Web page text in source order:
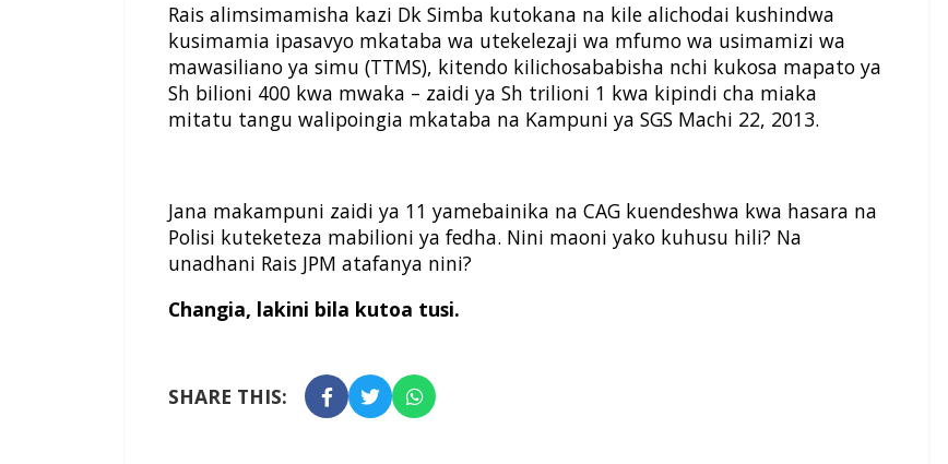
Rais alimsimamisha kazi Dk Simba kutokana na kile alichodai kushindwa
kusimamia ipasavyo mkataba wa utekelezaji wa mfumo wa usimamizi wa
mawasiliano ya simu (TTMS), kitendo kilichosababisha nchi kukosa mapato ya
Sh bilioni 400 kwa mwaka – zaidi ya Sh trilioni 1 kwa kipindi cha miaka
mitatu tangu walipoingia mkataba na Kampuni ya SGS Machi 22, 2013.
Jana makampuni zaidi ya 11 yamebainika na CAG kuendeshwa kwa hasara na
Polisi kuteketeza mabilioni ya fedha. Nini maoni yako kuhusu hili? Na
unadhani Rais JPM atafanya nini?
Changia, lakini bila kutoa tusi.
SHARE THIS: